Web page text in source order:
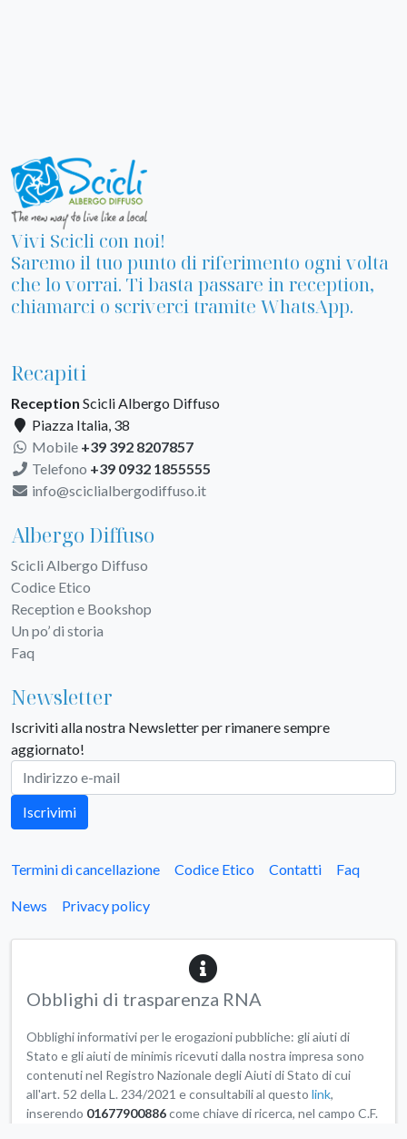
Vivi Scicli con noi!
Saremo il tuo punto di riferimento ogni volta
che lo vorrai. Ti basta passare in reception,
chiamarci o scriverci tramite WhatsApp.
Recapiti
Reception Scicli Albergo Diffuso
Piazza Italia, 38
Mobile +39 392 8207857
Telefono +39 0932 1855555
info@sciclialbergodiffuso.it
Albergo Diffuso
Scicli Albergo Diffuso
Codice Etico
Reception e Bookshop
Un po’ di storia
Faq
Newsletter
Iscriviti alla nostra Newsletter per rimanere sempre
aggiornato!
Iscrivimi
Termini di cancellazione Codice Etico Contatti Faq
News Privacy policy
Obblighi di trasparenza RNA
Obblighi informativi per le erogazioni pubbliche: gli aiuti di
Stato e gli aiuti de minimis ricevuti dalla nostra impresa sono
contenuti nel Registro Nazionale degli Aiuti di Stato di cui
all'art. 52 della L. 234/2021 e consultabili al questo link,
inserendo 01677900886come chiave di ricerca, nel campo C.F.